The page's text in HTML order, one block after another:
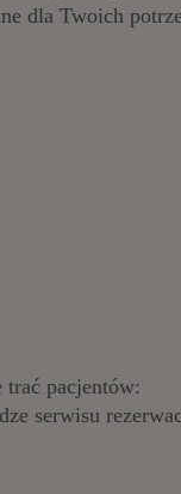
dla Twoich
trać pacjentów:
serwisu